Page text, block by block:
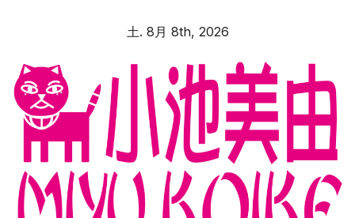
土. 8月 8th, 2026